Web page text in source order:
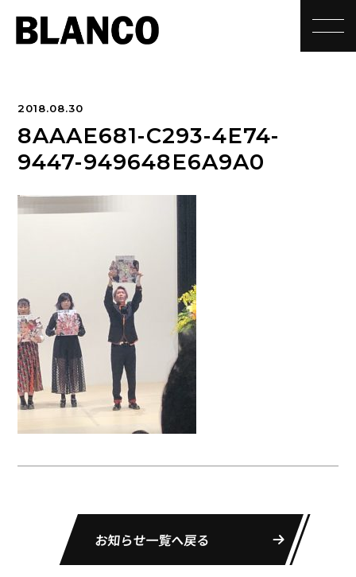
2018.08.30
8AAAE681-C293-4E74-
9447-949648E6A9A0
お知らせ一覧へ戻る